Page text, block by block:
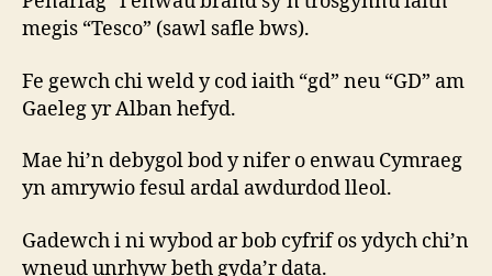
megis “Tesco” (sawl safle bws).
Fe gewch chi weld y cod iaith “gd” neu “GD” am
Gaeleg yr Alban hefyd.
Mae hi’n debygol bod y nifer o enwau Cymraeg
yn amrywio fesul ardal awdurdod lleol.
Gadewch i ni wybod ar bob cyfrif os ydych chi’n
wneud unrhyw beth gyda’r data.